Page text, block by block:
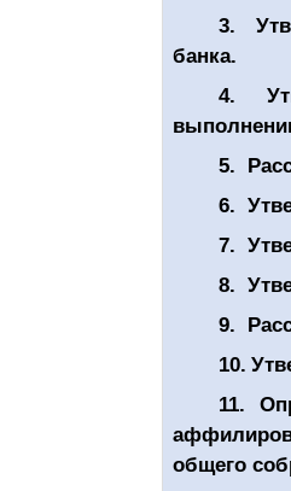
3.
банка.
4.
5.
6.
7.
8.
9.
10.
11.
общего